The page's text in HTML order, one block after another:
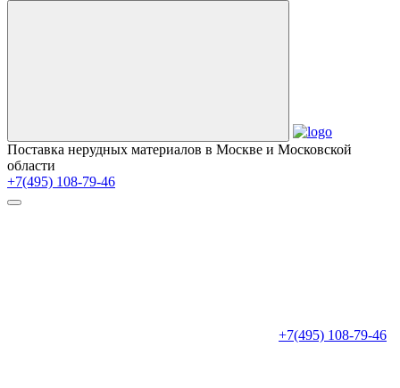
Поставка нерудных материалов в Москве и Московской
области
+7(495) 108-79-46
+7(495) 108-79-46